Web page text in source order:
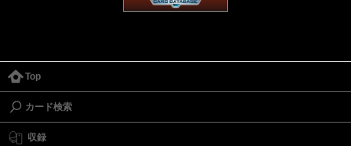
Top
カード検索
収録